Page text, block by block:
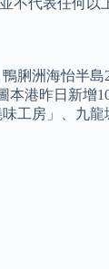
脷洲海怡半島
本港昨日新增
工房」、九